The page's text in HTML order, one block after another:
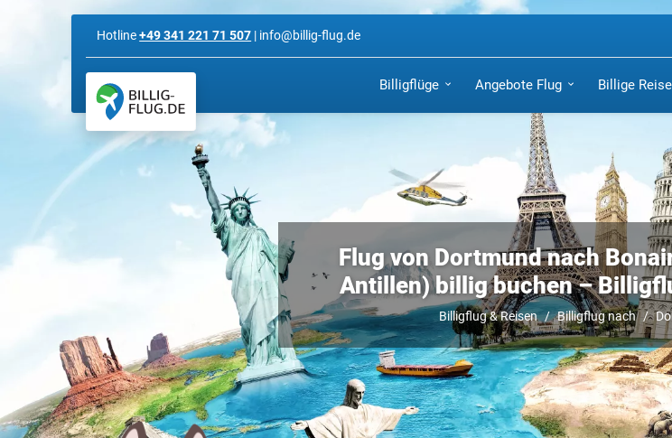
Hotline+49 341 221 71 507 | info@billig-flug.de
Billigflüge Angebote Flug Billige
Flug von Dortmund nach
Antillen) billig buchen –
Billigflug & Reisen Billigflug nach